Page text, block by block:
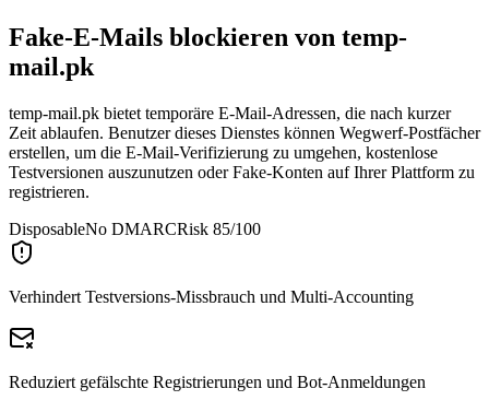
Fake-E-Mails blockieren von temp-
mail.pk
temp-mail.pk bietet temporäre E-Mail-Adressen, die nach kurzer
Zeit ablaufen. Benutzer dieses Dienstes können Wegwerf-Postfächer
erstellen, um die E-Mail-Verifizierung zu umgehen, kostenlose
Testversionen auszunutzen oder Fake-Konten auf Ihrer Plattform zu
registrieren.
DisposableNo DMARCRisk 85/100
Verhindert Testversions-Missbrauch und Multi-Accounting
Reduziert gefälschte Registrierungen und Bot-Anmeldungen